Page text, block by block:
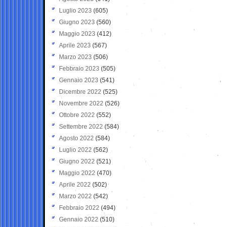
Luglio 2023 (605)
Giugno 2023 (560)
Maggio 2023 (412)
Aprile 2023 (567)
Marzo 2023 (506)
Febbraio 2023 (505)
Gennaio 2023 (541)
Dicembre 2022 (525)
Novembre 2022 (526)
Ottobre 2022 (552)
Settembre 2022 (584)
Agosto 2022 (584)
Luglio 2022 (562)
Giugno 2022 (521)
Maggio 2022 (470)
Aprile 2022 (502)
Marzo 2022 (542)
Febbraio 2022 (494)
Gennaio 2022 (510)